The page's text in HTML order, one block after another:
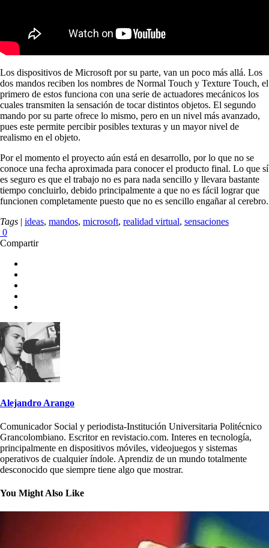
Los dispositivos de Microsoft por su parte, van un poco más allá. Los
dos mandos reciben los nombres de Normal Touch y Texture Touch, el
primero de estos funciona con una serie de actuadores mecánicos los
cuales transmiten la sensación de tocar distintos objetos. El segundo
mando por su parte ofrece lo mismo, pero en un nivel más avanzado,
pues este permite percibir posibles texturas y un mayor nivel de
realismo en el objeto.
Por el momento el proyecto aún está en desarrollo, por lo que no se
conoce una fecha aproximada para conocer el producto final. Lo que sí
es seguro es que el trabajo no es para nada sencillo y llevara bastante
tiempo concluirlo, debido principalmente a que no es fácil lograr que
funcionen completamente puesto que no es sencillo engañar al cerebro.
Tags | ideas, mandos, microsoft, realidad virtual, sensaciones
0
Compartir
Alejandro Arango
Comunicador Social y periodista-Institución Universitaria Politécnico
Grancolombiano. Escritor en revistacio.com. Interes en tecnología,
principalmente en dispositivos móviles, videojuegos y sistemas
operativos de cualquier índole. Aprendiz de un mundo totalmente
desconocido que siempre tiene algo que mostrar.
You Might Also Like